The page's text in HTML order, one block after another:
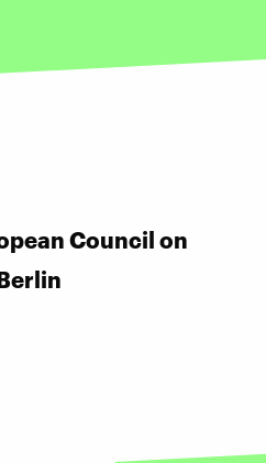
Council on